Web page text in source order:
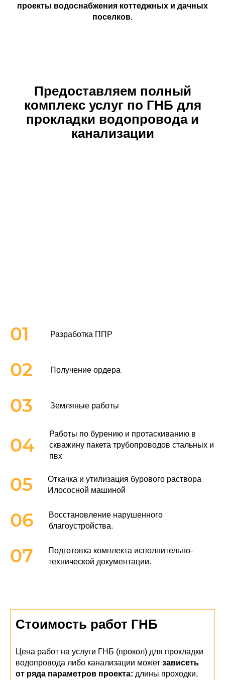
проекты водоснабжения коттеджных и дачных
поселков.
Предоставляем полный
комплекс услуг по ГНБ для
прокладки водопровода и
канализации
01 Разработка ППР
02 Получение ордера
03 Земляные работы
04
Работы по бурению и протаскиванию в
скважину пакета трубопроводов стальных и
пвх
05
Откачка и утилизация бурового раствора
Илососной машиной
06
Восстановление нарушенного
благоустройства.
07
Подготовка комплекта исполнительно-
технической документации.
Стоимость работ ГНБ
Цена работ на услуги ГНБ (прокол) для прокладки
водопровода либо канализации может зависеть
от ряда параметров проекта: длины проходки,